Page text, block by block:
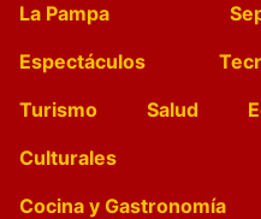
La Pampa
Espectáculos
Turismo
Salud
Culturales
Cocina y Gastronomía